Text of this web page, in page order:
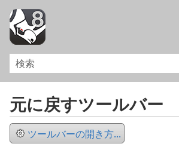
元に戻すツールバー
ツールバーの開き方...